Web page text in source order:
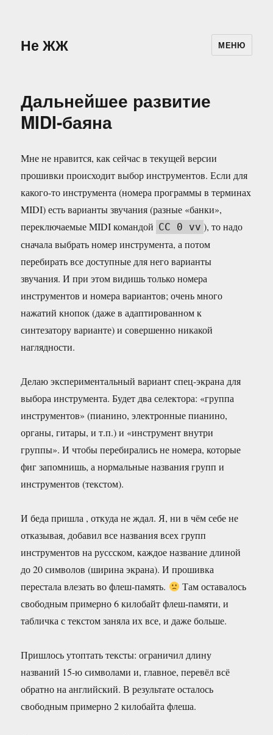
Не ЖЖ МЕНЮ
Дальнейшее развитие
MIDI-баяна
Мне не нравится, как сейчас в текущей версии
прошивки происходит выбор инструментов. Если для
какого-то инструмента (номера программы в терминах
MIDI) есть варианты звучания (разные «банки»,
переключаемые MIDI командой CC 0 vv ), то надо
сначала выбрать номер инструмента, а потом
перебирать все доступные для него варианты
звучания. И при этом видишь только номера
инструментов и номера вариантов; очень много
нажатий кнопок (даже в адаптированном к
синтезатору варианте) и совершенно никакой
наглядности.
Делаю экспериментальный вариант спец-экрана для
выбора инструмента. Будет два селектора: «группа
инструментов» (пианино, электронные пианино,
органы, гитары, и т.п.) и «инструмент внутри
группы». И чтобы перебирались не номера, которые
фиг запомнишь, а нормальные названия групп и
инструментов (текстом).
И беда пришла , откуда не ждал. Я, ни в чём себе не
отказывая, добавил все названия всех групп
инструментов на руссском, каждое название длиной
до 20 символов (ширина экрана). И прошивка
перестала влезать во флеш-память.
Там оставалось
свободным примерно 6 килобайт флеш-памяти, и
табличка с текстом заняла их все, и даже больше.
Пришлось утоптать тексты: ограничил длину
названий 15-ю символами и, главное, перевёл всё
обратно на английский. В результате осталось
свободным примерно 2 килобайта флеша.